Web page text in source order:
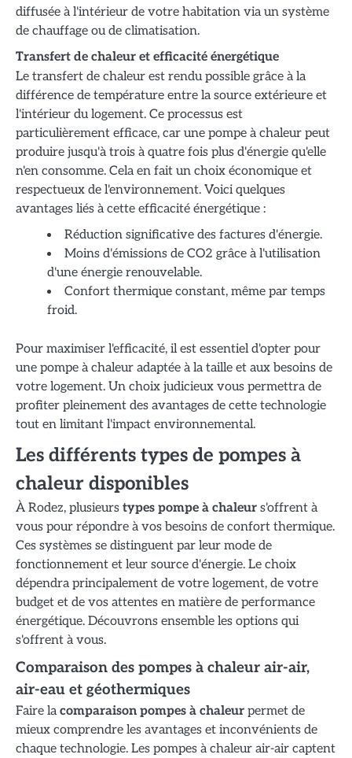
diffusée à l'intérieur de votre habitation via un système
de chauffage ou de climatisation.
Transfert de chaleur et efficacité énergétique
Le transfert de chaleur est rendu possible grâce à la
différence de température entre la source extérieure et
l'intérieur du logement. Ce processus est
particulièrement efficace, car une pompe à chaleur peut
produire jusqu'à trois à quatre fois plus d'énergie qu'elle
n'en consomme. Cela en fait un choix économique et
respectueux de l'environnement. Voici quelques
avantages liés à cette efficacité énergétique :
Réduction significative des factures d'énergie.
Moins d'émissions de CO2 grâce à l'utilisation
d'une énergie renouvelable.
Confort thermique constant, même par temps
froid.
Pour maximiser l'efficacité, il est essentiel d'opter pour
une pompe à chaleur adaptée à la taille et aux besoins de
votre logement. Un choix judicieux vous permettra de
profiter pleinement des avantages de cette technologie
tout en limitant l'impact environnemental.
Les différents types de pompes à
chaleur disponibles
À Rodez, plusieurs types pompe à chaleur s'offrent à
vous pour répondre à vos besoins de confort thermique.
Ces systèmes se distinguent par leur mode de
fonctionnement et leur source d'énergie. Le choix
dépendra principalement de votre logement, de votre
budget et de vos attentes en matière de performance
énergétique. Découvrons ensemble les options qui
s'offrent à vous.
Comparaison des pompes à chaleur air-air,
air-eau et géothermiques
Faire lacomparaison pompes à chaleur permet de
mieux comprendre les avantages et inconvénients de
chaque technologie. Les pompes à chaleur air-air captent